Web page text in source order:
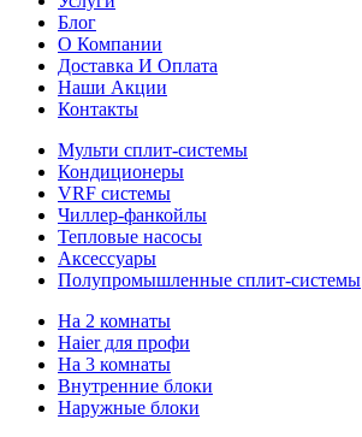
Блог
О Компании
Доставка И Оплата
Наши Акции
Контакты
Мульти сплит-системы
Кондиционеры
VRF системы
Чиллер-фанкойлы
Тепловые насосы
Аксессуары
Полупромышленные сплит-системы
На 2 комнаты
Haier для профи
На 3 комнаты
Внутренние блоки
Наружные блоки